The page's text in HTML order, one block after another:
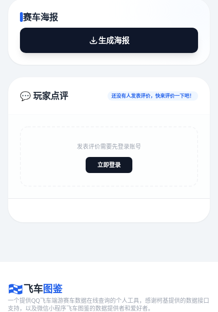
赛车海报
生成海报
💬 玩家点评 还没有人发表评价，快来评价一下吧！
发表评价需要先登录账号
立即登录
飞车图鉴
一个提供QQ飞车端游赛车数据在线查询的个人工具，感谢柯基提供的数据接口
支持，以及微信小程序飞车图鉴的数据提供者和爱好者。